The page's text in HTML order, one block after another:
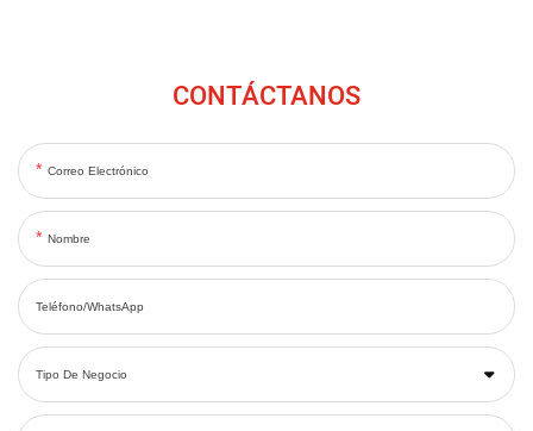
CONTÁCTANOS
Correo Electrónico
Nombre
Teléfono/WhatsApp
Tipo De Negocio